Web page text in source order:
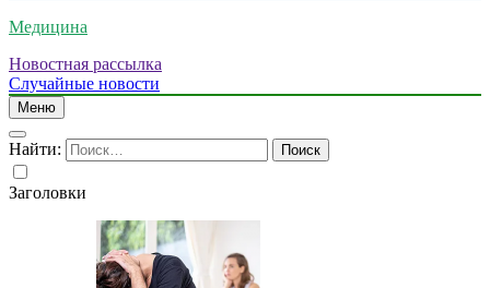
Медицина
Новостная рассылка
Случайные новости
Меню
Найти:
Заголовки